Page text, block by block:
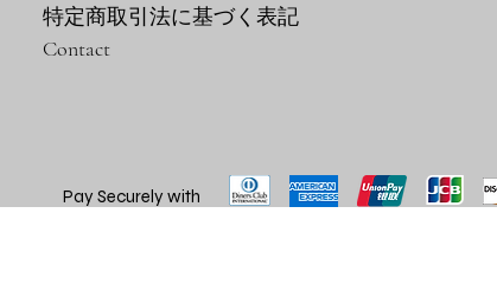
特定商取引法に基づく表記
Contact
Pay Securely with